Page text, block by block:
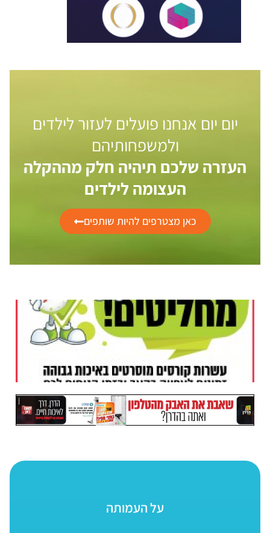
יום יום אנחנו פועלים לעזור לילדים
ולמשפחותיהם
העזרה שלכם תיהיה חלק מההקלה
העצומה לילדים
כאן מצטרפים להיות שותפים
על העמותה